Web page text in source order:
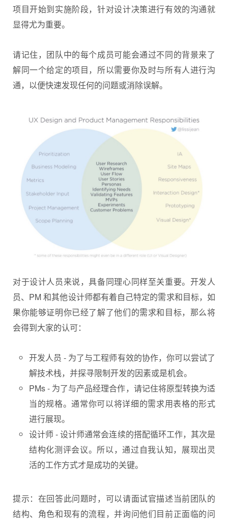
项目开始到实施阶段，针对设计决策进行有效的沟通就
显得尤为重要。
请记住，团队中的每个成员可能会通过不同的背景来了
解同一个给定的项目，所以需要你及时与所有人进行沟
通，以便快速发现任何的问题或消除误解。
对于设计人员来说，具备同理心同样至关重要。开发人
员、PM 和其他设计师都有着自己特定的需求和目标，如
果你能够证明你已经了解了他们的需求和目标，那么将
会得到大家的认可：
开发人员 - 为了与工程师有效的协作，你可以尝试了
解技术栈，并探寻限制开发的因素或是机会。
PMs - 为了与产品经理合作，请记住将原型转换为适
当的规格。通常你可以将详细的需求用表格的形式
进行展现。
设计师 - 设计师通常会连续的搭配循环工作，其次是
结构化测评会议。所以，通过自我认知，展现出灵
活的工作方式才是成功的关键。
提示：在回答此问题时，可以请面试官描述当前团队的
结构、角色和现有的流程，并询问他们目前正面临的问